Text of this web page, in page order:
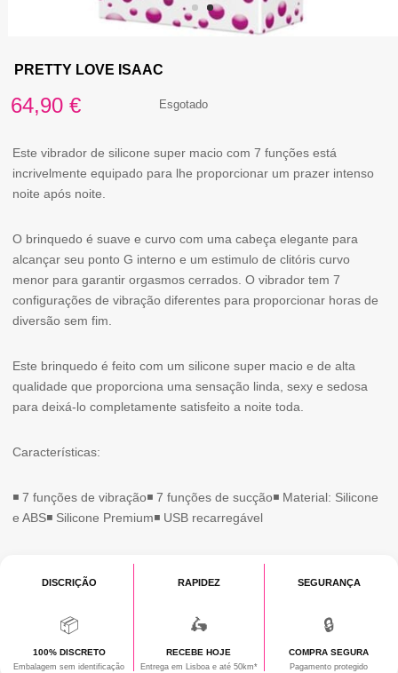
PRETTY LOVE ISAAC
64,90 € Esgotado
Este vibrador de silicone super macio com 7 funções está
incrivelmente equipado para lhe proporcionar um prazer intenso
noite após noite.
O brinquedo é suave e curvo com uma cabeça elegante para
alcançar seu ponto G interno e um estimulo de clitóris curvo
menor para garantir orgasmos cerrados. O vibrador tem 7
configurações de vibração diferentes para proporcionar horas de
diversão sem fim.
Este brinquedo é feito com um silicone super macio e de alta
qualidade que proporciona uma sensação linda, sexy e sedosa
para deixá-lo completamente satisfeito a noite toda.
Características:
◾ 7 funções de vibração◾ 7 funções de sucção◾ Material: Silicone
e ABS◾ Silicone Premium◾ USB recarregável
DISCRIÇÃO
📦
100% DISCRETO
Embalagem sem identificação
RAPIDEZ
🛵
RECEBE HOJE
Entrega em Lisboa e até 50km*
SEGURANÇA
🔒
COMPRA SEGURA
Pagamento protegido